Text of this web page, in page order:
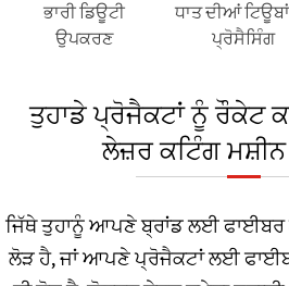
ਭਾਰੀ ਡਿਊਟੀ
ਉਪਕਰਣ
ਧਾਤ ਦੀਆਂ
ਪ੍ਰੋਸੈਸਿੰਗ
ਤੁਹਾਡੇ ਪ੍ਰੋਜੈਕਟਾਂ ਨੂੰ ਰੌਕੇਟ
ਲੇਜ਼ਰ ਕਟਿੰਗ ਮਸ਼ੀਨ
ਜਿੱਥੇ ਤੁਹਾਨੂੰ ਆਪਣੇ ਬ੍ਰਾਂਡ ਲਈ ਫਾਈਬਰ
ਲੋੜ ਹੈ, ਜਾਂ ਆਪਣੇ ਪ੍ਰੋਜੈਕਟਾਂ ਲਈ